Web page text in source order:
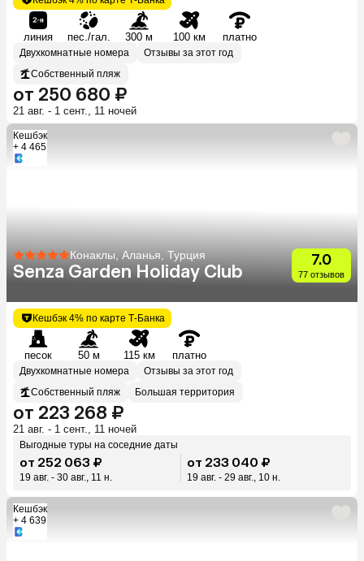
линия пес./гал. 300 м 100 км платно
Двухкомнатные номера
Отзывы за этот год
Собственный пляж
от 250 680 ₽
21 авг. - 1 сент., 11 ночей
Кешбэк
+ 4 465
Конаклы, Аланья, Турция
Senza Garden Holiday Club
7.0
77 отзывов
Кешбэк 4% по карте Т-Банка
песок 50 м 115 км платно
Двухкомнатные номера
Отзывы за этот год
Собственный пляж
Большая территория
от 223 268 ₽
21 авг. - 1 сент., 11 ночей
Выгодные туры на соседние даты
от 252 063 ₽
19 авг. - 30 авг., 11 н.
от 233 040 ₽
19 авг. - 29 авг., 10 н.
Кешбэк
+ 4 639